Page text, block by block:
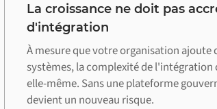
La croissance ne doit pas
d'intégration
À mesure que votre organisation ajoute
systèmes, la complexité de
elle-même. Sans une plateforme
devient un nouveau risque.